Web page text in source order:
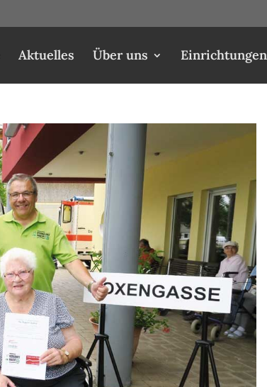
Aktuelles Über uns Einrichtungen